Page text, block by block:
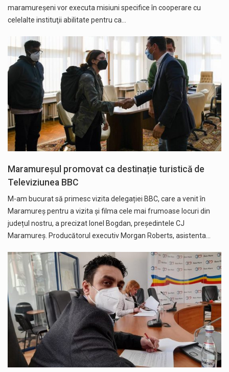
maramureşeni vor executa misiuni specifice în cooperare cu
celelalte instituţii abilitate pentru ca…
Maramureșul promovat ca destinație turistică de
Televiziunea BBC
M-am bucurat să primesc vizita delegației BBC, care a venit în
Maramureș pentru a vizita și filma cele mai frumoase locuri din
județul nostru, a precizat Ionel Bogdan, președintele CJ
Maramureș. Producătorul executiv Morgan Roberts, asistenta…